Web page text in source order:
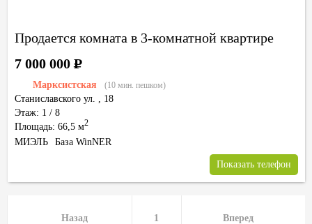
Продается комната в 3-комнатной квартире
Марксистская (10 мин. пешком)
Станиславского ул. , 18
Этаж: 1 / 8
Площадь: 66,5 м2
7 000 000Р
МИЭЛЬ База WinNER
Показать телефон
Назад 1 Вперед